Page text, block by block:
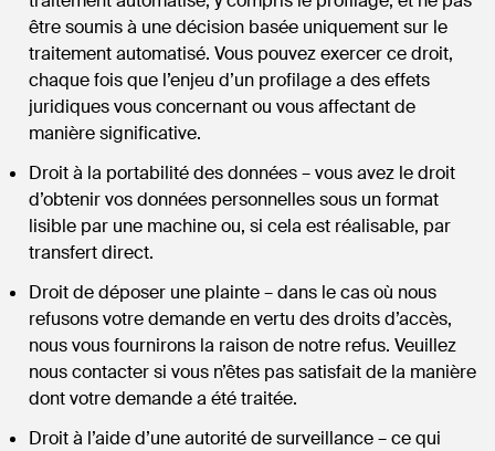
être soumis à une décision basée uniquement sur le
traitement automatisé. Vous pouvez exercer ce droit,
chaque fois que l’enjeu d’un profilage a des effets
juridiques vous concernant ou vous affectant de
manière significative.
Droit à la portabilité des données – vous avez le droit
d’obtenir vos données personnelles sous un format
lisible par une machine ou, si cela est réalisable, par
transfert direct.
Droit de déposer une plainte – dans le cas où nous
refusons votre demande en vertu des droits d’accès,
nous vous fournirons la raison de notre refus. Veuillez
nous contacter si vous n’êtes pas satisfait de la manière
dont votre demande a été traitée.
Droit à l’aide d’une autorité de surveillance – ce qui